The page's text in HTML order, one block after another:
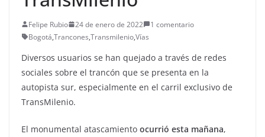
Felipe Rubio 24 de enero de 2022
1 comentario
Bogotá,Trancones,Transmilenio,Vías
Diversos usuarios se han quejado a través de redes
sociales sobre el trancón que se presenta en la
autopista sur, especialmente en el carril exclusivo de
TransMilenio.
El monumental atascamiento ocurrió esta mañana,